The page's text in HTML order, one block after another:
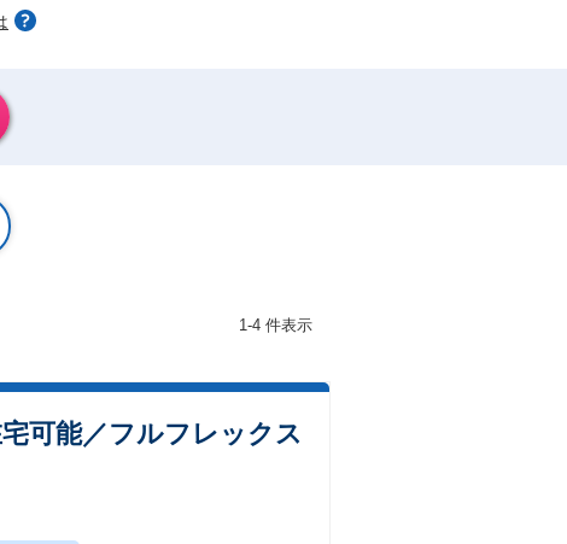
1-4 件表示
可能／フルフレックス